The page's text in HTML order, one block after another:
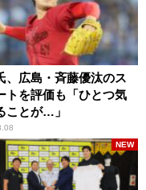
、広島・斉藤優汰のス
トを評価も「ひとつ気
ことが…」
NEW